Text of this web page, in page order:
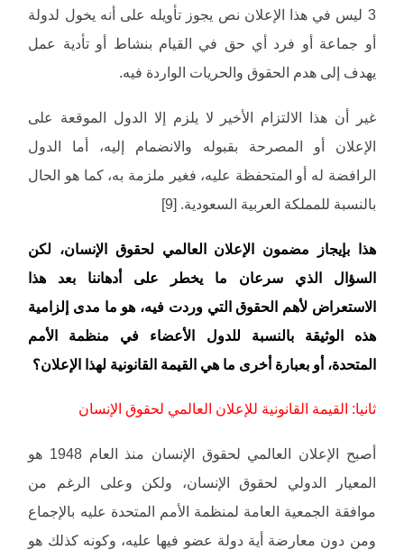
3 ليس في هذا الإعلان نص يجوز تأويله على أنه يخول لدولة
أو جماعة أو فرد أي حق في القيام بنشاط أو تأدية عمل
يهدف إلى هدم الحقوق والحريات الواردة فيه.
غير أن هذا الالتزام الأخير لا يلزم إلا الدول الموقعة على
الإعلان أو المصرحة بقبوله والانضمام إليه، أما الدول
الرافضة له أو المتحفظة عليه، فغير ملزمة به، كما هو الحال
بالنسبة للمملكة العربية السعودية. [9]
هذا بإيجاز مضمون الإعلان العالمي لحقوق الإنسان، لكن
السؤال الذي سرعان ما يخطر على أدهاننا بعد هذا
الاستعراض لأهم الحقوق التي وردت فيه، هو ما مدى إلزامية
هذه الوثيقة بالنسبة للدول الأعضاء في منظمة الأمم
المتحدة، أو بعبارة أخرى ما هي القيمة القانونية لهذا الإعلان؟
ثانيا: القيمة القانونية للإعلان العالمي لحقوق الإنسان
أصبح الإعلان العالمي لحقوق الإنسان منذ العام 1948 هو
المعيار الدولي لحقوق الإنسان، ولكن وعلى الرغم من
موافقة الجمعية العامة لمنظمة الأمم المتحدة عليه بالإجماع
ومن دون معارضة أية دولة عضو فيها عليه، وكونه كذلك هو